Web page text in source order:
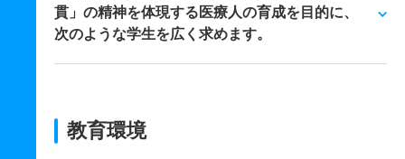
貫」の精神を体現する医療人の育成を目的に、
次のような学生を広く求めます。
教育環境